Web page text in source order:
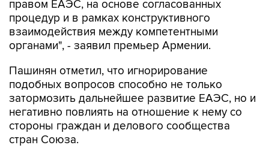
правом ЕАЭС, на основе согласованных
процедур и в рамках конструктивного
взаимодействия между компетентными
органами", - заявил премьер Армении.
Пашинян отметил, что игнорирование
подобных вопросов способно не только
затормозить дальнейшее развитие ЕАЭС, но и
негативно повлиять на отношение к нему со
стороны граждан и делового сообщества
стран Союза.